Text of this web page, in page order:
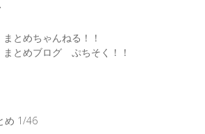
とめちゃんねる！！
まとめブログ ぷちそく！！
め 1/46